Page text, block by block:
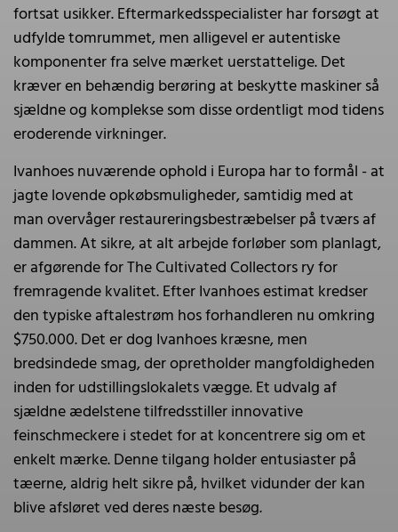
fortsat usikker. Eftermarkedsspecialister har forsøgt at
udfylde tomrummet, men alligevel er autentiske
komponenter fra selve mærket uerstattelige. Det
kræver en behændig berøring at beskytte maskiner så
sjældne og komplekse som disse ordentligt mod tidens
eroderende virkninger.
Ivanhoes nuværende ophold i Europa har to formål - at
jagte lovende opkøbsmuligheder, samtidig med at
man overvåger restaureringsbestræbelser på tværs af
dammen. At sikre, at alt arbejde forløber som planlagt,
er afgørende for The Cultivated Collectors ry for
fremragende kvalitet. Efter Ivanhoes estimat kredser
den typiske aftalestrøm hos forhandleren nu omkring
$750.000. Det er dog Ivanhoes kræsne, men
bredsindede smag, der opretholder mangfoldigheden
inden for udstillingslokalets vægge. Et udvalg af
sjældne ædelstene tilfredsstiller innovative
feinschmeckere i stedet for at koncentrere sig om et
enkelt mærke. Denne tilgang holder entusiaster på
tæerne, aldrig helt sikre på, hvilket vidunder der kan
blive afsløret ved deres næste besøg.